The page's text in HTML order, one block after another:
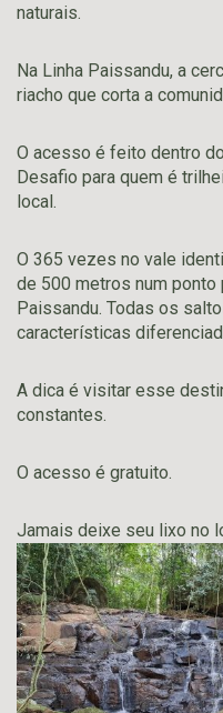
naturais.
Na Linha Paissandu, a
riacho que corta a
O acesso é feito dentro
Desafio para quem é
local.
O 365 vezes no vale
de 500 metros num ponto
Paissandu. Todas os
características
A dica é visitar esse
constantes.
O acesso é gratuito.
Jamais deixe seu lixo no